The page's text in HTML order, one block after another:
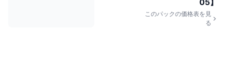
05】
このパックの価格表を見
る